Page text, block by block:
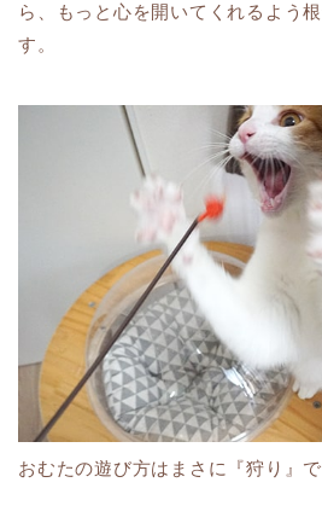
ら、もっと心を開いてくれるよう
す。
おむたの遊び方はまさに『狩り』で